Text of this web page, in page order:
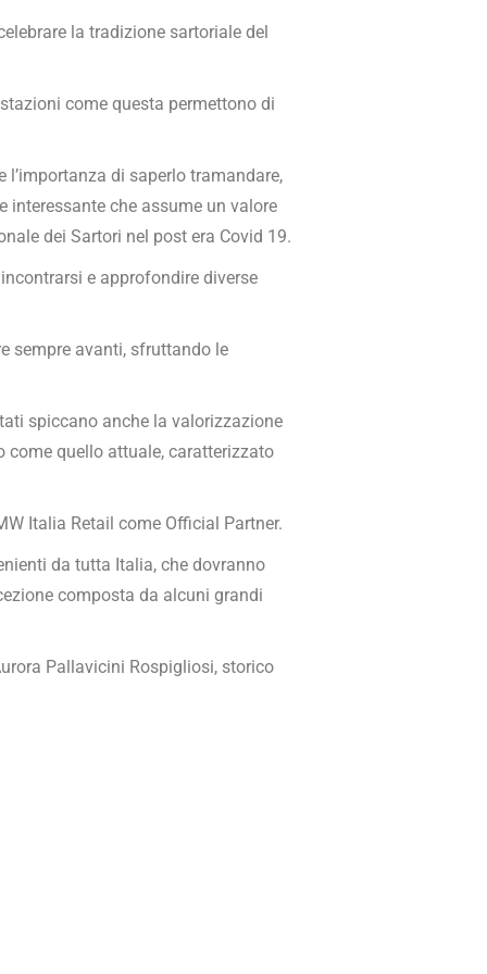
la tradizione sartoriale del
come questa permettono di
di saperlo tramandare,
interessante che assume un valore
dei Sartori nel post era Covid 19.
e approfondire diverse
sempre avanti, sfruttando le
spiccano anche la valorizzazione
come quello attuale, caratterizzato
Italia Retail come Official Partner.
da tutta Italia, che dovranno
composta da alcuni grandi
Pallavicini Rospigliosi, storico